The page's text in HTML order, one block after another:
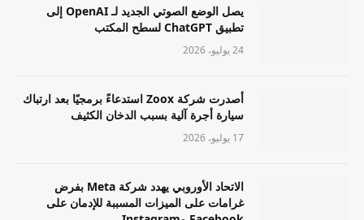
يصل الوضع الصوتي الجديد لـ OpenAI إلى
تطبيق ChatGPT لسطح المكتب
24 يوليو، 2026
أصدرت شركة Zoox استدعاءً برمجيًا بعد ارتباك
سيارة أجرة آلية بسبب الدخان الكثيف
17 يوليو، 2026
الاتحاد الأوروبي يهدد شركة Meta بفرض
غرامات على الميزات المسببة للإدمان على